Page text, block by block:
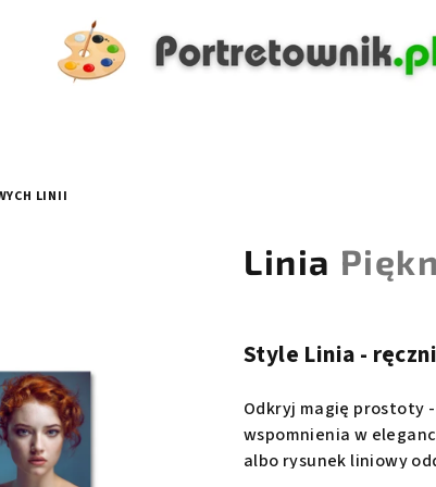
LINII
Linia
Style Linia -
Odkryj magię prostoty -
wspomnienia w
albo rysunek liniowy